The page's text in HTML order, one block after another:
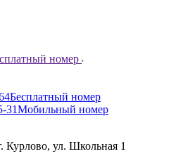
номер
Бесплатный номер
31Мобильный номер
Курлово, ул. Школьная 1